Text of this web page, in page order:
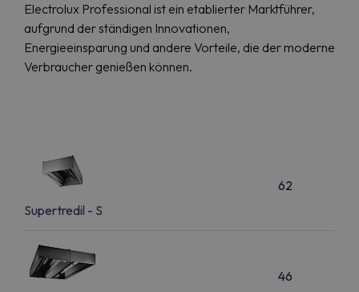
Electrolux Professional ist ein etablierter Marktführer,
aufgrund der ständigen Innovationen,
Energieeinsparung und andere Vorteile, die der moderne
Verbraucher genießen können.
Supertredil - S
62
46